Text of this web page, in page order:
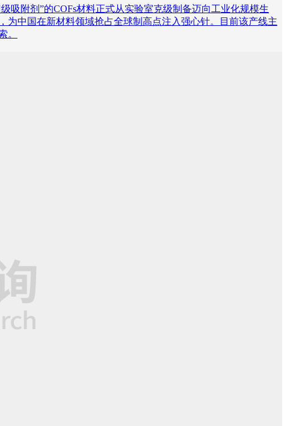
吸附剂”的COFs材料正式从实验室克级制备迈向工业化规模生
为中国在新材料领域抢占全球制高点注入强心针。目前该产线主
。